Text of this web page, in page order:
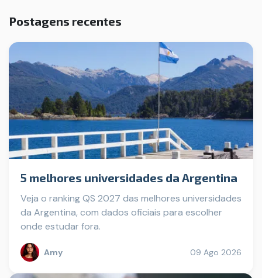
Postagens recentes
5 melhores universidades da Argentina
Veja o ranking QS 2027 das melhores universidades
da Argentina, com dados oficiais para escolher
onde estudar fora.
Amy 09 Ago 2026